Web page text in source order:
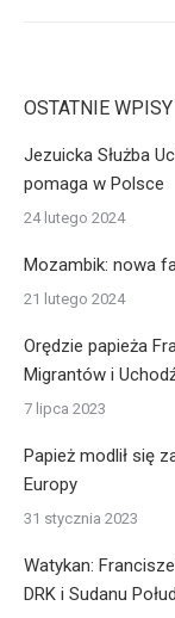
OSTATNIE WPISY
Jezuicka Służba
pomaga w Polsce
24 lutego 2024
Mozambik: nowa
21 lutego 2024
Orędzie papieża
Migrantów i
7 lipca 2023
Papież modlił się
Europy
31 stycznia 2023
Watykan:
DRK i Sudanu